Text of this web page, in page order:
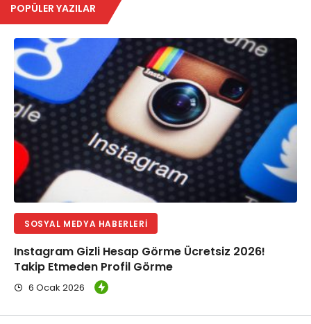
POPÜLER YAZILAR
SOSYAL MEDYA HABERLERI
Instagram Gizli Hesap Görme Ücretsiz 2026!
Takip Etmeden Profil Görme
6 Ocak 2026